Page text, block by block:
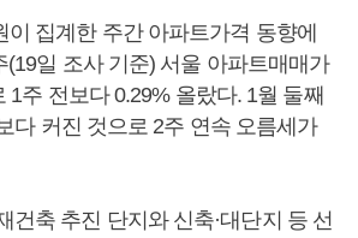
이 집계한 주간 아파트가격 동향에
(19일 조사 기준) 서울 아파트매매가
1주 전보다 0.29% 올랐다. 1월 둘째
다 커진 것으로 2주 연속 오름세가
건축 추진 단지와 신축·대단지 등 선